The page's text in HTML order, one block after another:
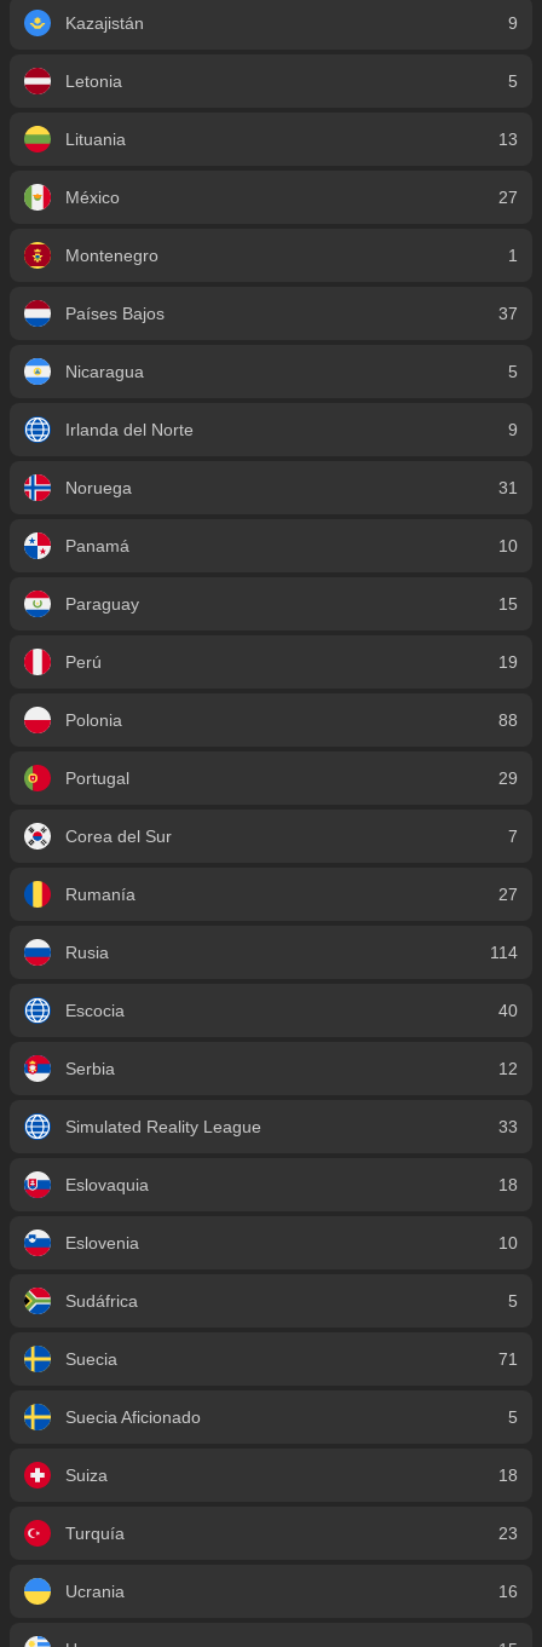
Kazajistán 9
Letonia 5
Lituania 13
México 27
Montenegro 1
Países Bajos 37
Nicaragua 5
Irlanda del Norte 9
Noruega 31
Panamá 10
Paraguay 15
Perú 19
Polonia 88
Portugal 29
Corea del Sur 7
Rumanía 27
Rusia 114
Escocia 40
Serbia 12
Simulated Reality League 33
Eslovaquia 18
Eslovenia 10
Sudáfrica 5
Suecia 71
Suecia Aficionado 5
Suiza 18
Turquía 23
Ucrania 16